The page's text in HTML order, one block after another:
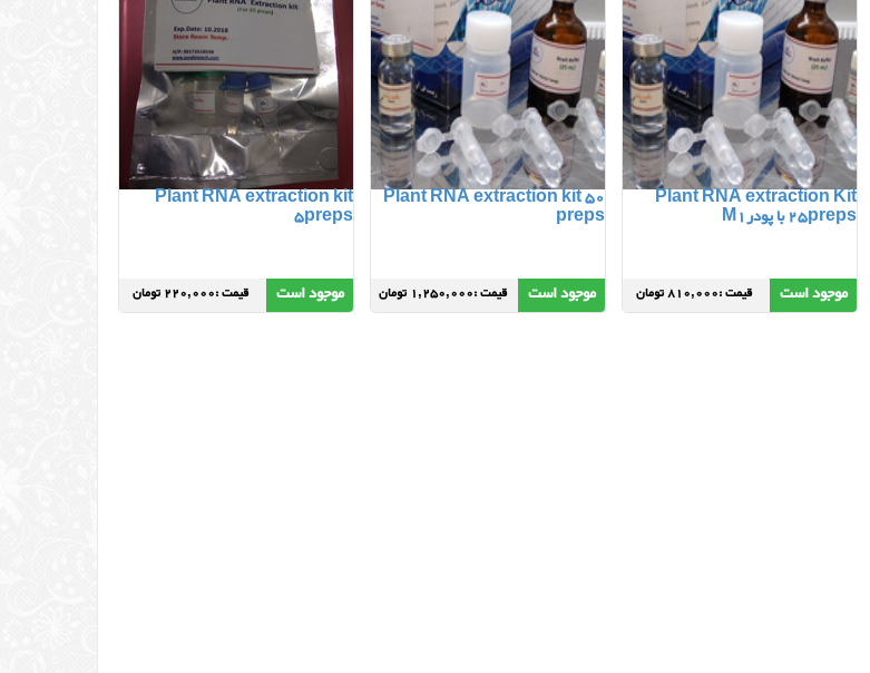
Plant RNA extraction Kit
25preps با پودرM1
موجود است قیمت :810,000 تومان
Plant RNA extraction kit 50
preps
موجود است قیمت :1,250,000 تومان
Plant RNA extraction kit
5preps
موجود است قیمت :220,000 تومان